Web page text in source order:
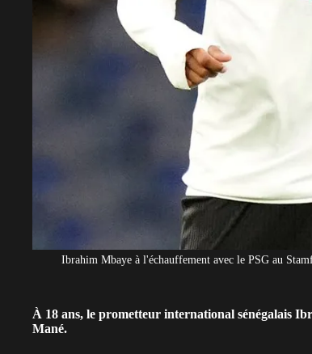
Ibrahim Mbaye à l'échauffement avec le PSG au
À 18 ans, le prometteur international sénégalais
Mané.